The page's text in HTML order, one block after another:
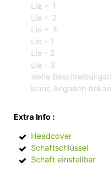
Lie + 1
Lie + 2
Lie + 3
Lie - 1
Lie - 2
Lie - 3
siehe
keine Angaben
Extra Info :
Headcover
Schaftschlüssel
Schaft einstellbar